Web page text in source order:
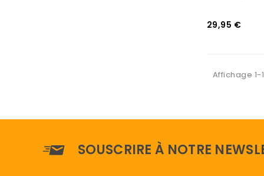
29,95 €
Affichage 1-
SOUSCRIRE À NOTRE